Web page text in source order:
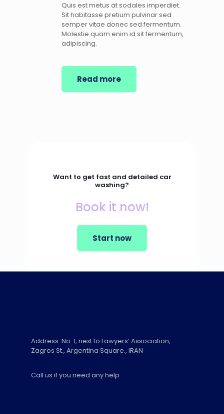
Quis est metus at sodales imperdiet.
Sit habitasse pretium pulvinar sed
semper vitae donec sed fermentum.
Molestie quam enim id sit fermentum,
adipiscing.
Read more
Want to get fast and detailed car
washing?
Book it now!
Start now
Address: No. 1, next to Lawyers’ Association,
Zagros St., Argentina Square., IRAN
Call us if you need any help